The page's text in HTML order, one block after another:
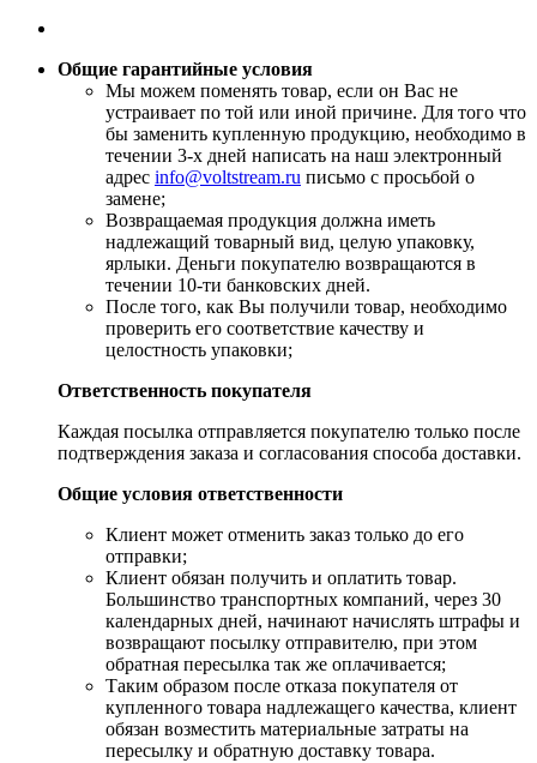
Общие гарантийные условия
​Мы можем поменять товар, если он Вас не
устраивает по той или иной причине. Для того что
бы заменить купленную продукцию, необходимо в
течении 3-х дней написать на наш электронный
адрес info@voltstream.ru письмо с просьбой о
замене;
Возвращаемая продукция должна иметь
надлежащий товарный вид, целую упаковку,
ярлыки. Деньги покупателю возвращаются в
течении 10-ти банковских дней.
​После того, как Вы получили товар, необходимо
проверить его соответствие качеству и
целостность упаковки;
Ответственность покупателя
Каждая посылка отправляется покупателю только после
подтверждения заказа и согласования способа доставки.
Общие условия ответственности
​Клиент может отменить заказ только до его
отправки;
​Клиент обязан получить и оплатить товар.
Большинство транспортных компаний, через 30
календарных дней, начинают начислять штрафы и
возвращают посылку отправителю, при этом
обратная пересылка так же оплачивается;
​Таким образом после отказа покупателя от
купленного товара надлежащего качества, клиент
обязан возместить материальные затраты на
пересылку и обратную доставку товара.